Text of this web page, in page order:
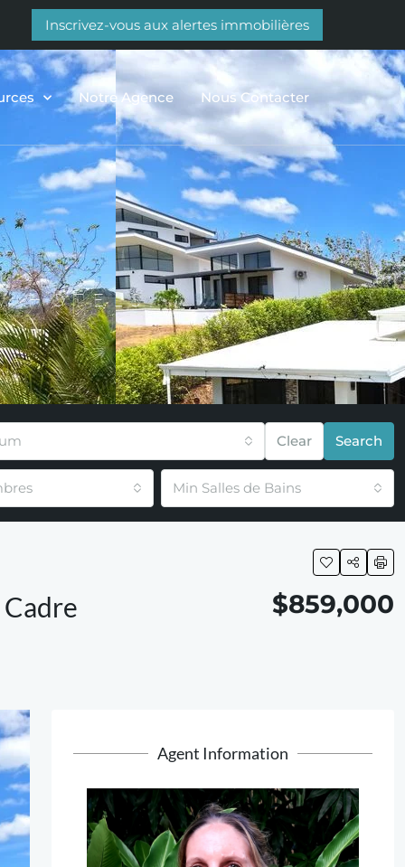
Inscrivez-vous aux alertes immobilières
Notre Agence Nous Contacter
HÔTELS,
Clear Search
Min Salles de Bains
$859,000
Agent Information